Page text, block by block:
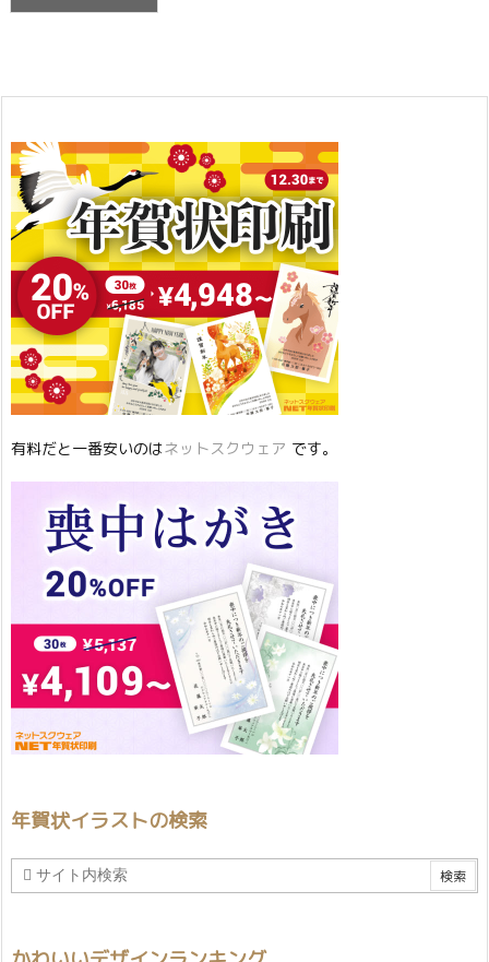
有料だと一番安いのはネットスクウェア です。
年賀状イラストの検索